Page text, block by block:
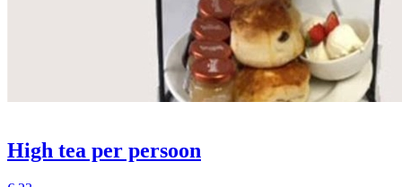
High tea per persoon